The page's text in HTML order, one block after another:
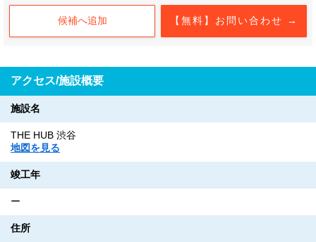
【無料】お問い合わせ →
候補へ追加
アクセス/施設概要
施設名
THE HUB 渋谷
地図を見る
竣工年
ー
住所